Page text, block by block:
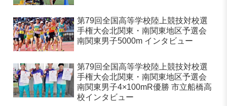
第79回全国高等学校陸上競技対校選
手権大会北関東・南関東地区予選会
南関東男子5000m インタビュー
第79回全国高等学校陸上競技対校選
手権大会北関東・南関東地区予選会
南関東男子4×100mR優勝 市立船橋高
校インタビュー